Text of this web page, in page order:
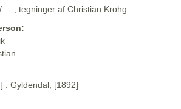
... ; tegninger af Christian Krohg
: Gyldendal, [1892]